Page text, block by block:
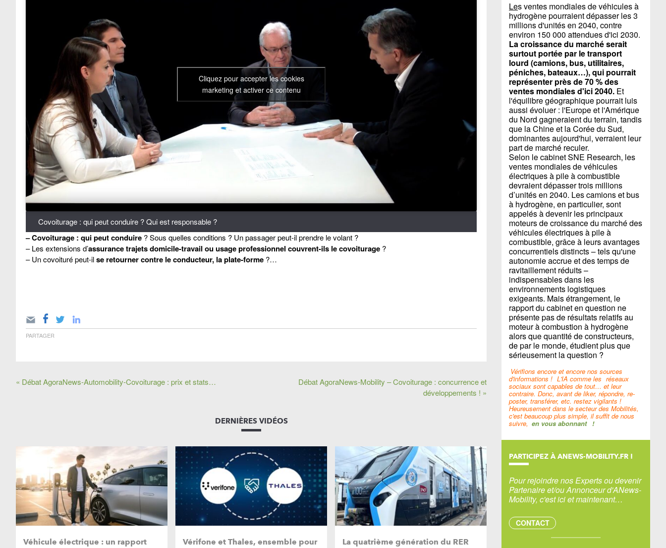
Cliquez pour accepter les cookies
marketing et activer ce contenu
Covoiturage : qui peut conduire ? Qui est responsable ?
– Covoiturage : qui peut conduire ? Sous quelles conditions ? Un passager peut-il prendre le volant ?
– Les extensions d’assurance trajets domicile-travail ou usage professionnel couvrent-ils le covoiturage ?
– Un covoituré peut-ilse retourner contre le conducteur, la plate-forme ?…
PARTAGER
« Débat AgoraNews-Automobility-Covoiturage : prix et stats…
Débat AgoraNews-Mobility – Covoiturage : concurrence et
développements ! »
DERNIÈRES VIDÉOS
Véhicule électrique : un rapport
Vérifone et Thales, ensemble pour
La quatrième génération du RER
Les ventes mondiales de véhicules à
hydrogène pourraient dépasser les 3
millions d'unités en 2040, contre
environ 150 000 attendues d'ici 2030.
La croissance du marché serait
surtout portée par le transport
lourd (camions, bus, utilitaires,
péniches, bateaux…), qui pourrait
représenter près de 70 % des
ventes mondiales d'ici 2040. Et
l'équilibre géographique pourrait luis
aussi évoluer : l'Europe et l'Amérique
du Nord gagneraient du terrain, tandis
que la Chine et la Corée du Sud,
dominantes aujourd'hui, verraient leur
part de marché reculer.
Selon le cabinet SNE Research, les
ventes mondiales de véhicules
électriques à pile à combustible
devraient dépasser trois millions
d’unités en 2040. Les camions et bus
à hydrogène, en particulier, sont
appelés à devenir les principaux
moteurs de croissance du marché des
véhicules électriques à pile à
combustible, grâce à leurs avantages
concurrentiels distincts – tels qu'une
autonomie accrue et des temps de
ravitaillement réduits –
indispensables dans les
environnements logistiques
exigeants. Mais étrangement, le
rapport du cabinet en question ne
présente pas de résultats relatifs au
moteur à combustion à hydrogène
alors que quantité de constructeurs,
de par le monde, étudient plus que
sérieusement la question ?
Vérifions encore et encore nos sources
d'informations ! L'IA comme les réseaux
sociaux sont capables de tout… et leur
contraire. Donc, avant de liker, répondre, re-
poster, transférer, etc. restez vigilants !
Heureusement dans le secteur des Mobilités,
c'est beaucoup plus simple, il suffit de nous
suivre, en vous abonnant !
PARTICIPEZ À ANEWS-MOBILITY.FR !
Pour rejoindre nos Experts ou devenir
Partenaire et/ou Annonceur d'ANews-
Mobility, c'est ici et maintenant…
CONTACT